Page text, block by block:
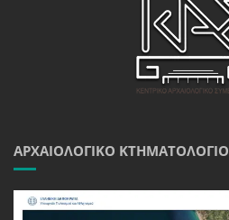
ΑΡΧΑΙΟΛΟΓΙΚΌ ΚΤΗΜΑΤΟΛΌΓΙΟ